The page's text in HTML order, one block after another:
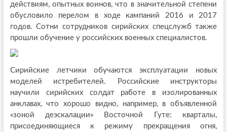
действиям, опытных воинов, что в значительной степени
обусловило перелом в ходе кампаний 2016 и 2017
годов. Сотни сотрудников сирийских спецслужб также
прошли обучение у российских военных специалистов.
Сирийские летчики обучаются эксплуатации новых
моделей истребителей. Российские инструкторы
научили сирийских солдат работе в изолированных
анклавах, что хорошо видно, например, в объявленной
«зоной деэскалации» Восточной Гуте: кварталы,
присоединяющиеся к режиму прекращения огня,